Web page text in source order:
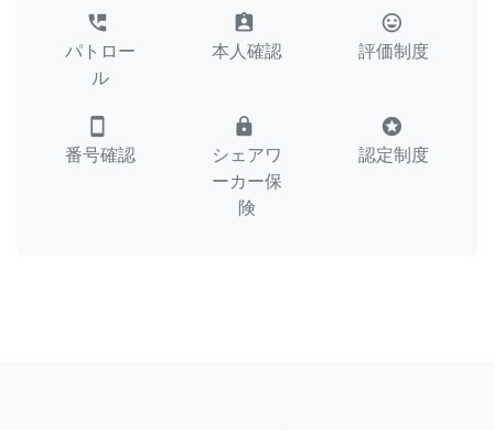
perm_phone_msg
パトロー
ル
assignment_ind
本人確認
tag_faces
評価制度
smartphone
番号確認
lock
シェアワ
ーカー保
険
stars
認定制度